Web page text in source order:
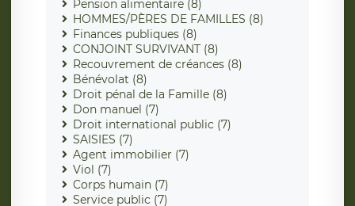
Pension alimentaire (8)
HOMMES/PÈRES DE FAMILLES (8)
Finances publiques (8)
CONJOINT SURVIVANT (8)
Recouvrement de créances (8)
Bénévolat (8)
Droit pénal de la Famille (8)
Don manuel (7)
Droit international public (7)
SAISIES (7)
Agent immobilier (7)
Viol (7)
Corps humain (7)
Service public (7)